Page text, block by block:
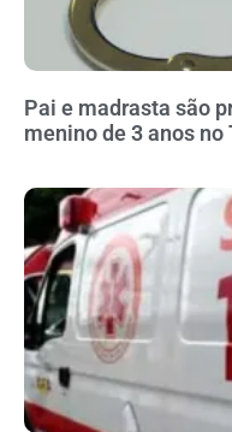
Pai e madrasta são
menino de 3 anos no